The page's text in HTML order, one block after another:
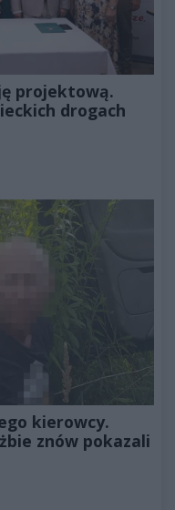
projektową.
drogach
kierowcy.
znów pokazali